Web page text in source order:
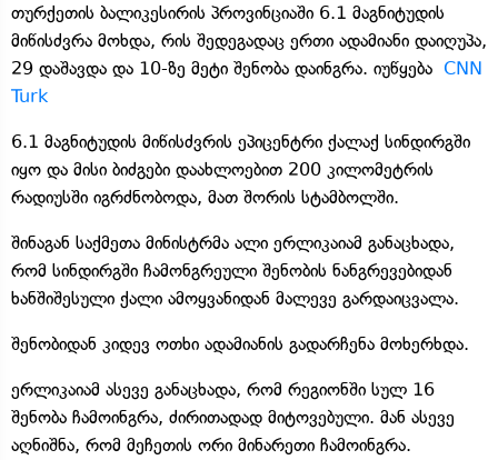
თურქეთის ბალიკესირის პროვინციაში 6.1 მაგნიტუდის
მიწისძვრა მოხდა, რის შედეგადაც ერთი ადამიანი დაიღუპა,
29 დაშავდა და 10-ზე მეტი შენობა დაინგრა. იუწყება CNN
Turk
6.1 მაგნიტუდის მიწისძვრის ეპიცენტრი ქალაქ სინდირგში
იყო და მისი ბიძგები დაახლოებით 200 კილომეტრის
რადიუსში იგრძნობოდა, მათ შორის სტამბოლში.
შინაგან საქმეთა მინისტრმა ალი ერლიკაიამ განაცხადა,
რომ სინდირგში ჩამონგრეული შენობის ნანგრევებიდან
ხანშიშესული ქალი ამოყვანიდან მალევე გარდაიცვალა.
შენობიდან კიდევ ოთხი ადამიანის გადარჩენა მოხერხდა.
ერლიკაიამ ასევე განაცხადა, რომ რეგიონში სულ 16
შენობა ჩამოინგრა, ძირითადად მიტოვებული. მან ასევე
აღნიშნა, რომ მეჩეთის ორი მინარეთი ჩამოინგრა.